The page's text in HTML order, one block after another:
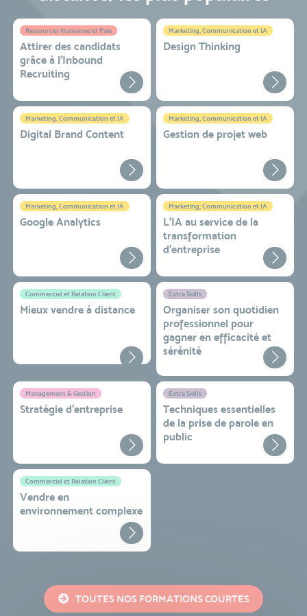
Ressources Humaines et Paie
Attirer des candidats
grâce à l’Inbound
Recruiting
Marketing, Communication et IA
Design Thinking
Marketing, Communication et IA
Digital Brand Content
Marketing, Communication et IA
Gestion de projet web
Marketing, Communication et IA
Google Analytics
Marketing, Communication et IA
L'IA au service de la
transformation
d'entreprise
Commercial et Relation Client
Mieux vendre à distance
Extra Skills
Organiser son quotidien
professionnel pour
gagner en efficacité et
sérénité
Management & Gestion
Stratégie d’entreprise
Extra Skills
Techniques essentielles
de la prise de parole en
public
Commercial et Relation Client
Vendre en
environnement complexe
TOUTES NOS FORMATIONS COURTES